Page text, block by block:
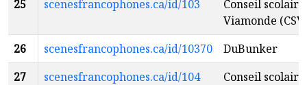
25
scenesfrancophones.ca/id/103
Conseil scolaire
Viamonde (CSV)
26
scenesfrancophones.ca/id/10370
DuBunker
27
scenesfrancophones.ca/id/104
Conseil scolaire